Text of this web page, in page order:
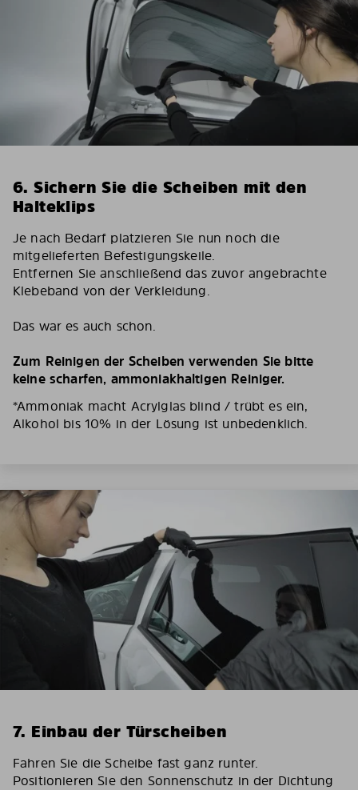
6. Sichern Sie die Scheiben mit den
Halteklips
Je nach Bedarf platzieren Sie nun noch die
mitgelieferten Befestigungskeile.
Entfernen Sie anschließend das zuvor angebrachte
Klebeband von der Verkleidung.
Das war es auch schon.
Zum Reinigen der Scheiben verwenden Sie bitte
keine scharfen, ammoniakhaltigen Reiniger.
*Ammoniak macht Acrylglas blind / trübt es ein,
Alkohol bis 10% in der Lösung ist unbedenklich.
7. Einbau der Türscheiben
Fahren Sie die Scheibe fast ganz runter.
Positionieren Sie den Sonnenschutz in der Dichtung